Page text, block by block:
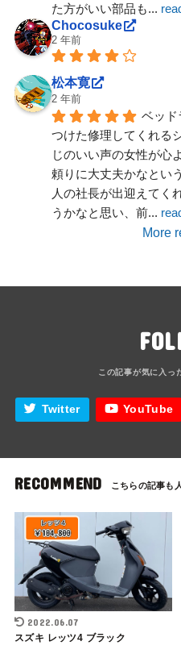
た方がいい部品も...
Chocosuke
2 年前
松本寛
2 年前
ベッド
つけた修理してくれる
じのいい声の女性が心
頼りに大丈夫かなとい
人の社長が出迎えてく
うかなと思い、前...
More
Twitter YouTube
RECOMMEND
2022.06.07
スズキ レッツ4 ブラック